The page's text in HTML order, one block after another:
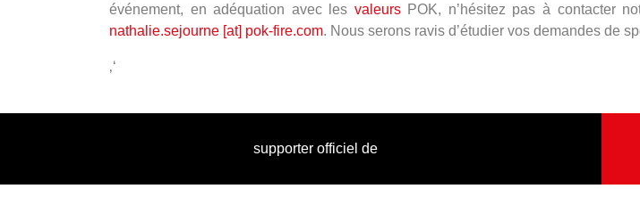
événement, en adéquation avec les valeursPOK, n’hésitez pas à contacter
nathalie.sejourne [at] pok-fire.com. Nous serons ravis d’étudier vos demandes de
‚‘
supporter officiel de